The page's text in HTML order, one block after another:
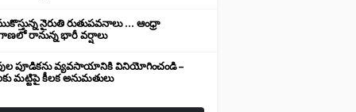
నైరుతి రుతుపవనాలు ... ఆంధ్రా
రానున్న భారీ వర్షాలు
పూడికను వ్యవసాయానికి వినియోగించండి –
మట్టిపై కీలక అనుమతులు